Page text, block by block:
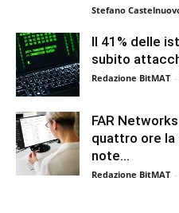
Stefano
Il 41% delle
subito
Redazione BitMAT -
FAR
quattro ore
note...
Redazione BitMAT -